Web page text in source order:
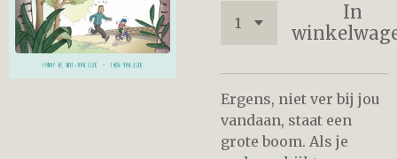
In
Ergens, niet ver bij jou
vandaan, staat een
grote boom. Als je